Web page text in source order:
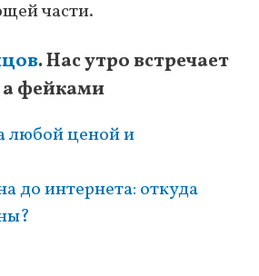
части.
. Нас утро встречает
фейками
любой ценой и
до интернета: откуда